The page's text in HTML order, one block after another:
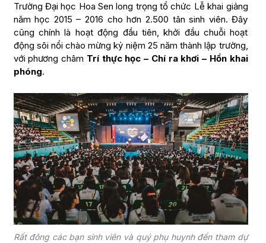
Trường Đại học Hoa Sen long trọng tổ chức Lễ khai giảng
năm học 2015 – 2016 cho hơn 2.500 tân sinh viên. Đây
cũng chính là hoạt động đầu tiên, khởi đầu chuỗi hoạt
động sôi nổi chào mừng kỷ niệm 25 năm thành lập trường,
với phương châm Trí thực học – Chí ra khơi – Hồn khai
phóng.
Rất đông các bạn sinh viên và quý phụ huynh đến tham dự